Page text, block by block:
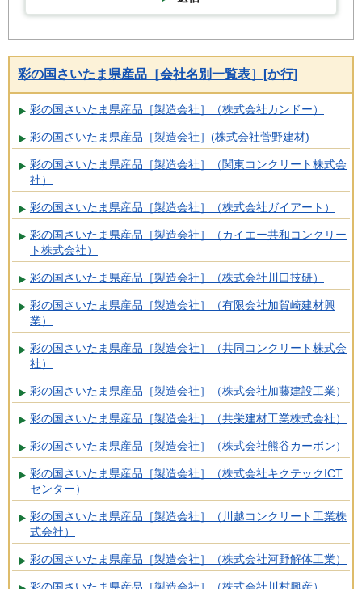
彩の国さいたま県産品［会社名別一覧表］[か行]
彩の国さいたま県産品［製造会社］（株式会社カンドー）
彩の国さいたま県産品［製造会社］(株式会社菅野建材)
彩の国さいたま県産品［製造会社］（関東コンクリート株式会
社）
彩の国さいたま県産品［製造会社］（株式会社ガイアート）
彩の国さいたま県産品［製造会社］（カイエー共和コンクリー
ト株式会社）
彩の国さいたま県産品［製造会社］（株式会社川口技研）
彩の国さいたま県産品［製造会社］（有限会社加賀崎建材興
業）
彩の国さいたま県産品［製造会社］（共同コンクリート株式会
社）
彩の国さいたま県産品［製造会社］（株式会社加藤建設工業）
彩の国さいたま県産品［製造会社］（共栄建材工業株式会社）
彩の国さいたま県産品［製造会社］（株式会社熊谷カーボン）
彩の国さいたま県産品［製造会社］（株式会社キクテックICT
センター）
彩の国さいたま県産品［製造会社］（川越コンクリート工業株
式会社）
彩の国さいたま県産品［製造会社］（株式会社河野解体工業）